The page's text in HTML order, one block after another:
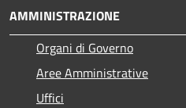
AMMINISTRAZIONE
Organi di Governo
Aree Amministrative
Uffici